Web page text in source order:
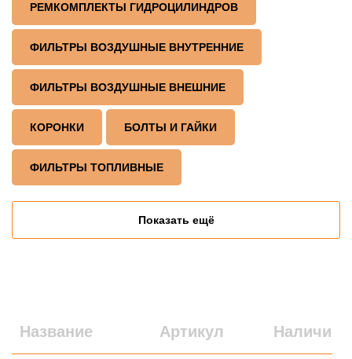
РЕМКОМПЛЕКТЫ ГИДРОЦИЛИНДРОВ
ФИЛЬТРЫ ВОЗДУШНЫЕ ВНУТРЕННИЕ
ФИЛЬТРЫ ВОЗДУШНЫЕ ВНЕШНИЕ
КОРОНКИ БОЛТЫ И ГАЙКИ
ФИЛЬТРЫ ТОПЛИВНЫЕ
Показать ещё
Название Артикул Наличие